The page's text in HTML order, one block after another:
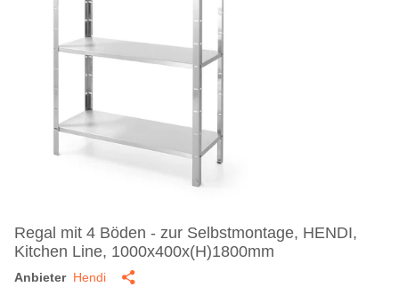
Regal mit 4 Böden - zur Selbstmontage, HENDI,
Kitchen Line, 1000x400x(H)1800mm
Anbieter Hendi